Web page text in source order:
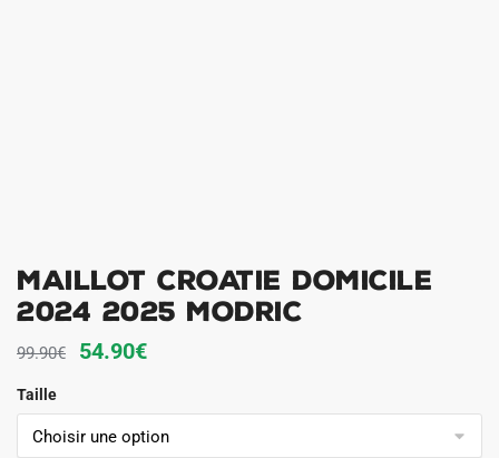
Maillot Croatie Domicile
2024 2025 Modric
99.90€
Le
initial
était :
54.90€Le
actuel
est :
Taille